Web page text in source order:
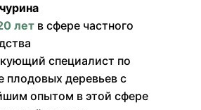
лет в сфере частного
специалист по
плодовых деревьев с
опытом в этой сфере